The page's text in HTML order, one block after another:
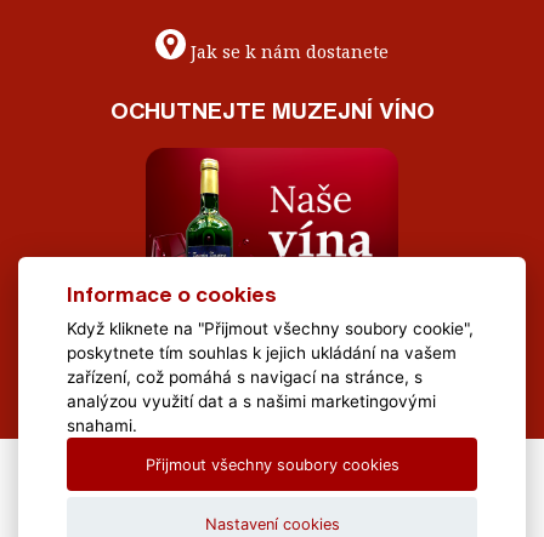
Jak se k nám dostanete
OCHUTNEJTE MUZEJNÍ VÍNO
All Rights Reserved Muzeum Brněnska © 2020, Webdesign by
Informace o cookies
Když kliknete na "Přijmout všechny soubory cookie",
poskytnete tím souhlas k jejich ukládání na vašem
zařízení, což pomáhá s navigací na stránce, s
analýzou využití dat a s našimi marketingovými
snahami.
Přijmout všechny soubory cookies
Nastavení cookies